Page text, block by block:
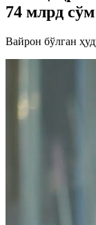
74 млрд
Вайрон бўлган